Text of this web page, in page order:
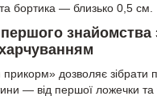
бортика — близько 0,5 см.
знайомства
дозволяє зібрати
— від першої ложечки та